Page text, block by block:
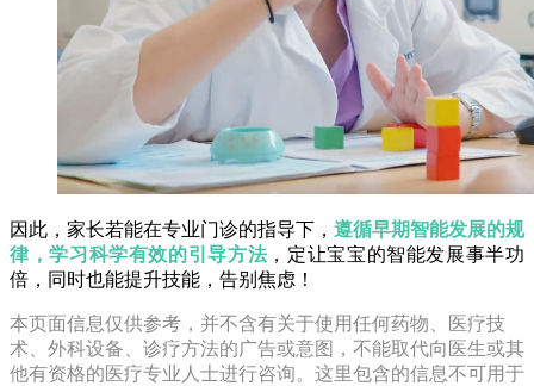
因此，家长若能在专业门诊的指导下， 遵循早期智能发展的规
律，学习科学有效的引导方法 ，定让宝宝的智能发展事半功
倍，同时也能提升技能，告别焦虑！
本页面信息仅供参考，并不含有关于使用任何药物、医疗技
术、外科设备、诊疗方法的广告或意图，不能取代向医生或其
他有资格的医疗专业人士进行咨询。这里包含的信息不可用于